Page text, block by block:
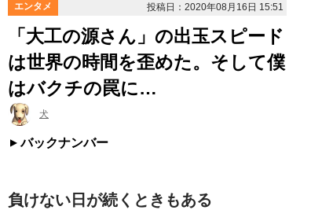
エンタメ 投稿日：2020年08月16日 15:51
「大工の源さん」の出玉スピード
は世界の時間を歪めた。そして僕
はバクチの罠に…
犬
バックナンバー
負けない日が続くときもある